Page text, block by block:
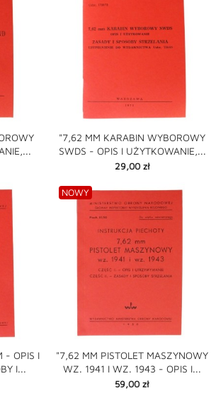

"7,62 MM KARABIN WYBOROWY
SWDS - OPIS I UŻYTKOWANIE,...
Cena
29,00 zł
shopping_cart 
- OPIS I
I...

"7,62 MM PISTOLET MASZYNOWY
WZ. 1941 I WZ. 1943 - OPIS I...
Cena
59,00 zł
NOWY
shopping_cart 